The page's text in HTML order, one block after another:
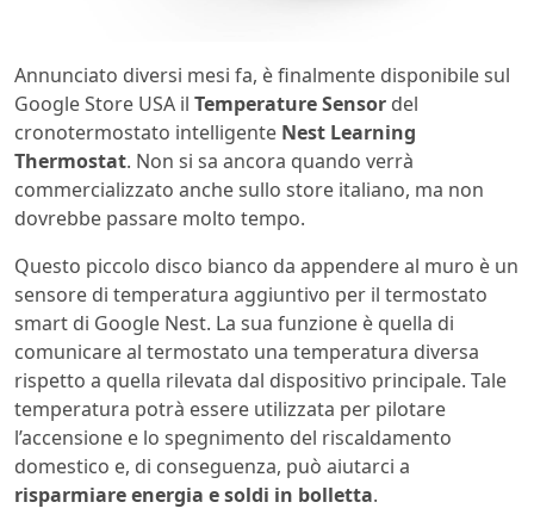
Annunciato diversi mesi fa, è finalmente disponibile sul
Google Store USA il Temperature Sensor del
cronotermostato intelligente Nest Learning
Thermostat. Non si sa ancora quando verrà
commercializzato anche sullo store italiano, ma non
dovrebbe passare molto tempo.
Questo piccolo disco bianco da appendere al muro è un
sensore di temperatura aggiuntivo per il termostato
smart di Google Nest. La sua funzione è quella di
comunicare al termostato una temperatura diversa
rispetto a quella rilevata dal dispositivo principale. Tale
temperatura potrà essere utilizzata per pilotare
l’accensione e lo spegnimento del riscaldamento
domestico e, di conseguenza, può aiutarci a
risparmiare energia e soldi in bolletta.